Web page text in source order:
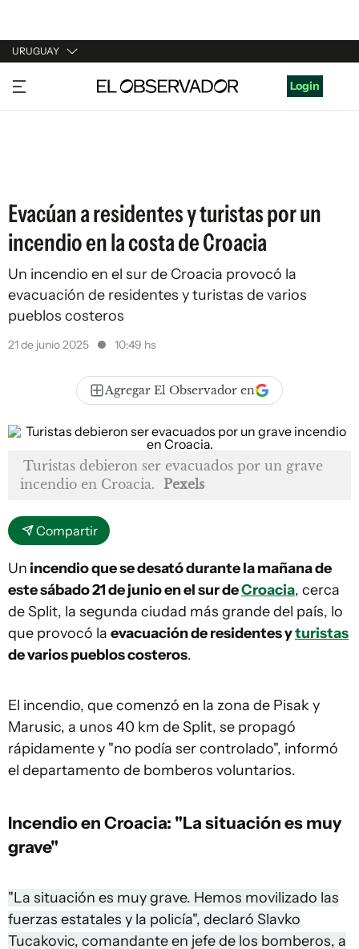
URUGUAY
URUGUAY
ARGENTINA
Login
Evacúan a residentes y turistas por un
incendio en la costa de Croacia
Un incendio en el sur de Croacia provocó la
evacuación de residentes y turistas de varios
pueblos costeros
21 de junio 2025 10:49 hs
Agregar El Observador en
Turistas debieron ser evacuados por un grave
incendio en Croacia. Pexels
Compartir
Un incendio que se desató durante la mañana de
este sábado 21 de junio en el sur deCroacia, cerca
de Split, la segunda ciudad más grande del país, lo
que provocó la evacuación de residentes yturistas
de varios pueblos costeros.
El incendio, que comenzó en la zona de Pisak y
Marusic, a unos 40 km de Split, se propagó
rápidamente y "no podía ser controlado", informó
el departamento de bomberos voluntarios.
Incendio en Croacia: "La situación es muy
grave"
"La situación es muy grave. Hemos movilizado las
fuerzas estatales y la policía", declaró Slavko
Tucakovic, comandante en jefe de los bomberos, a